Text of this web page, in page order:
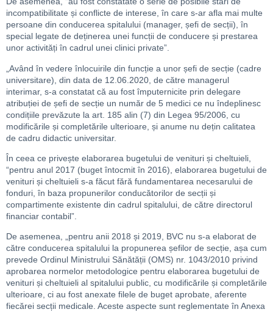
incompatibilitate și conflicte de interese, în care s-ar afla mai multe
persoane din conducerea spitalului (manager, șefi de secții), în
special legate de deținerea unei funcții de conducere și prestarea
unor activități în cadrul unei clinici private”.
„Având în vedere înlocuirile din funcție a unor șefi de secție (cadre
universitare), din data de 12.06.2020, de către managerul
interimar, s-a constatat că au fost împuternicite prin delegare
atribuției de șefi de secție un număr de 5 medici ce nu îndeplinesc
condițiile prevăzute la art. 185 alin (7) din Legea 95/2006, cu
modificările și completările ulterioare, și anume nu dețin calitatea
de cadru didactic universitar.
În ceea ce privește elaborarea bugetului de venituri și cheltuieli,
“pentru anul 2017 (buget întocmit în 2016), elaborarea bugetului de
venituri și cheltuieli s-a făcut fără fundamentarea necesarului de
fonduri, în baza propunerilor conducătorilor de secții și
compartimente existente din cadrul spitalului, de către directorul
financiar contabil”.
De asemenea, „pentru anii 2018 și 2019, BVC nu s-a elaborat de
către conducerea spitalului la propunerea șefilor de secție, așa cum
prevede Ordinul Ministrului Sănătății (OMS) nr. 1043/2010 privind
aprobarea normelor metodologice pentru elaborarea bugetului de
venituri și cheltuieli al spitalului public, cu modificările și completările
ulterioare, ci au fost anexate filele de buget aprobate, aferente
fiecărei secții medicale. Aceste aspecte sunt reglementate în Anexa